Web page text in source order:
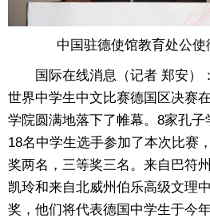
中国驻德使馆教育处公
国际在线消息（记者 郑安）：
世界中学生中文比赛德国区决赛
学院圆满地落下了帷幕。8家孔
18名中学生选手参加了本次比赛
奖两名，三等奖三名。来自巴符
凯玲和来自北威州伯乐高级文理
奖，他们将代表德国中学生于今